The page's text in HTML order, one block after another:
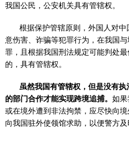
我国公民，公安机关具有管辖权。
根据保护管辖原则，外国人对
意伤害、诈骗等犯罪行为，在我国
罪，且根据我国刑法规定可能判处
的，具有管辖权。
虽然我国有管辖权，但是没有
的部门合作才能实现跨境追捕。 如果
或在境外遭到非法拘禁，应尽快向
向我国驻外使领馆求助，以便警方及